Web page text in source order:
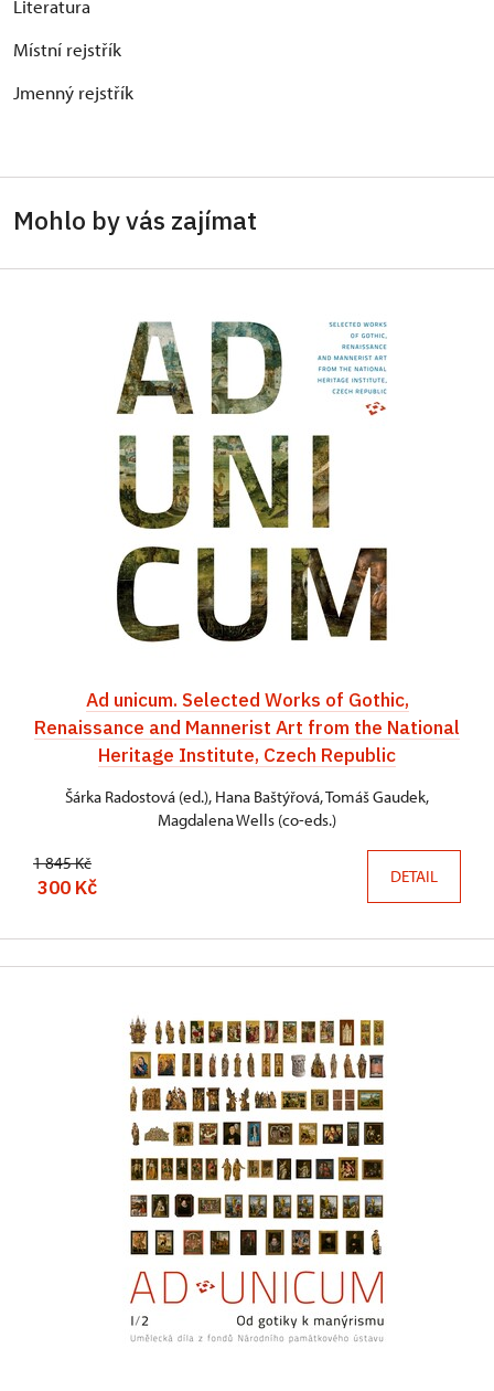
Literatura
Místní rejstřík
Jmenný rejstřík
Mohlo by vás zajímat
Ad unicum. Selected Works of Gothic,
Renaissance and Mannerist Art from the National
Heritage Institute, Czech Republic
Šárka Radostová (ed.), Hana Baštýřová, Tomáš Gaudek,
Magdalena Wells (co-eds.)
1 845 Kč
300 Kč DETAIL